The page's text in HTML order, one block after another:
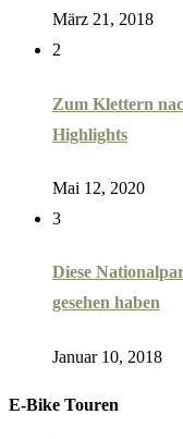
März 21, 2018
2
Zum Klettern
Highlights
Mai 12, 2020
3
Diese
gesehen haben
Januar 10, 2018
E-Bike Touren